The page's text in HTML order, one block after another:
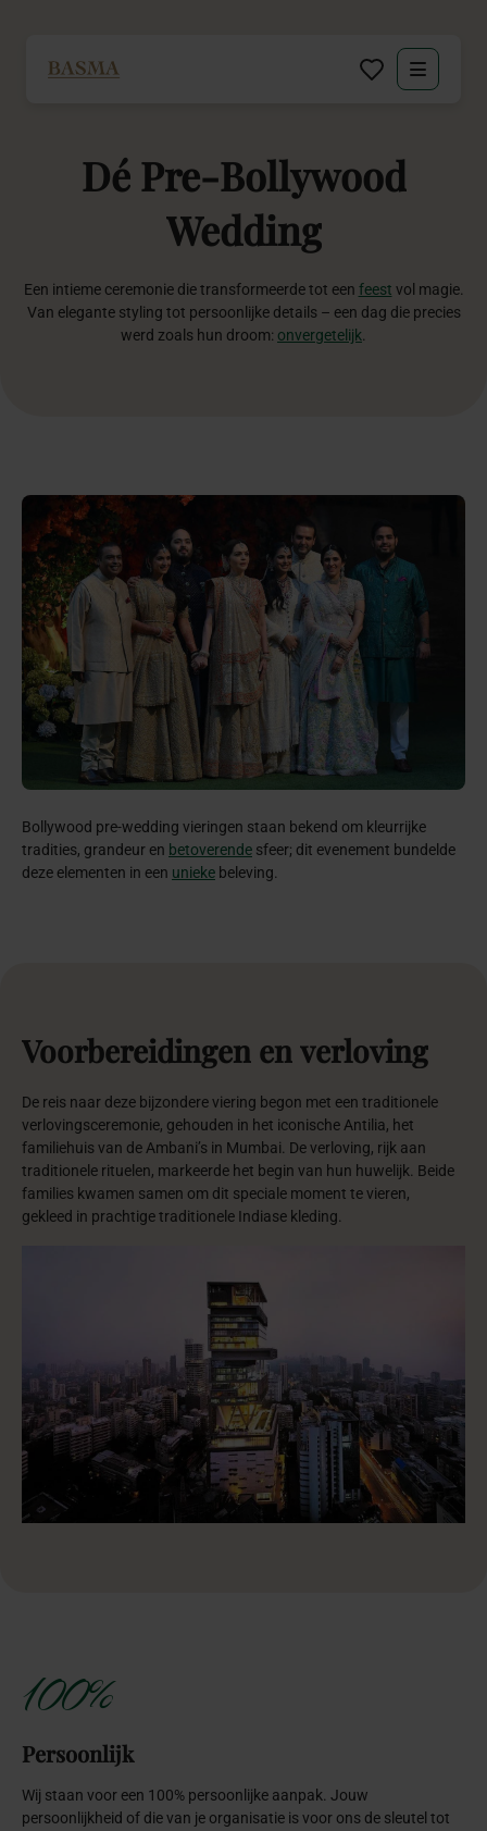
Zakelijk
Decoratie huren
Inspiratie
Dé Pre-Bollywood
Wedding
Een intieme ceremonie die transformeerde tot een feest vol magie.
Van elegante styling tot persoonlijke details – een dag die precies
werd zoals hun droom: onvergetelijk
Bollywood pre-wedding vieringen staan bekend om kleurrijke
tradities, grandeur en betoverende sfeer; dit evenement bundelde
deze elementen in een unieke beleving.
Voorbereidingen enverloving
De reis naar deze bijzondere viering begon met een traditionele
verlovingsceremonie, gehouden in het iconische Antilia, het
familiehuis van de Ambani’s in Mumbai. De verloving, rijk aan
traditionele rituelen, markeerde het begin van hun huwelijk. Beide
families kwamen samen om dit speciale moment te vieren,
gekleed in prachtige traditionele Indiase kleding.
100%
Persoonlijk
Wij staan voor een 100% persoonlijke aanpak. Jouw
persoonlijkheid of die van je organisatie is voor ons de sleutel tot